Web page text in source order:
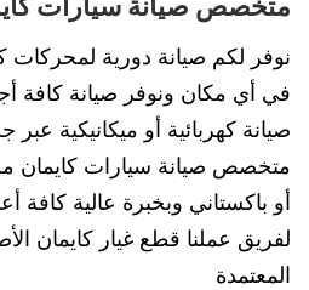
نوفر لكم صيانة دورية لمحركات
في أي مكان ونوفر صيانة كافة
صيانة كهربائية أو ميكانيكية
متخصص صيانة سيارات كايمان
أو باكستاني وبخبرة عالية كافة
لفريق عملنا قطع غيار كايمان
المعتمدة